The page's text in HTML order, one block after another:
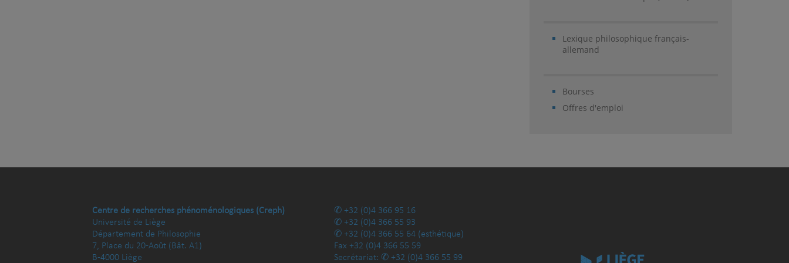
Lexique philosophique français-
allemand
Bourses
Offres d'emploi
Centre de recherches phénoménologiques (Creph)
Université de Liège
Département de Philosophie
7, Place du 20-Août (Bât. A1)
B-4000 Liège
+32 (0)4 366 95 16
+32 (0)4 366 55 93
+32 (0)4 366 55 64 (esthétique)
Fax +32 (0)4 366 55 59
Secrétariat:
+32 (0)4 366 55 99